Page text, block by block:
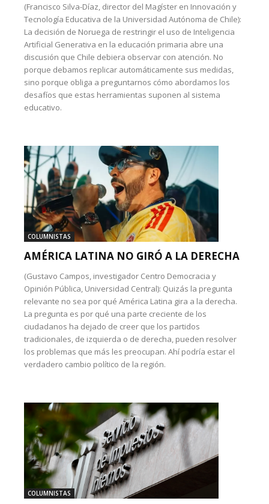
(Francisco Silva-Díaz, director del Magíster en Innovación y
Tecnología Educativa de la Universidad Autónoma de Chile):
La decisión de Noruega de restringir el uso de Inteligencia
Artificial Generativa en la educación primaria abre una
discusión que Chile debiera observar con atención. No
porque debamos replicar automáticamente sus medidas,
sino porque obliga a preguntarnos cómo abordamos los
desafíos que estas herramientas suponen al sistema
educativo.
COLUMNISTAS
AMÉRICA LATINA NO GIRÓ A LA DERECHA
(Gustavo Campos, investigador Centro Democracia y
Opinión Pública, Universidad Central): Quizás la pregunta
relevante no sea por qué América Latina gira a la derecha.
La pregunta es por qué una parte creciente de los
ciudadanos ha dejado de creer que los partidos
tradicionales, de izquierda o de derecha, pueden resolver
los problemas que más les preocupan. Ahí podría estar el
verdadero cambio político de la región.
COLUMNISTAS